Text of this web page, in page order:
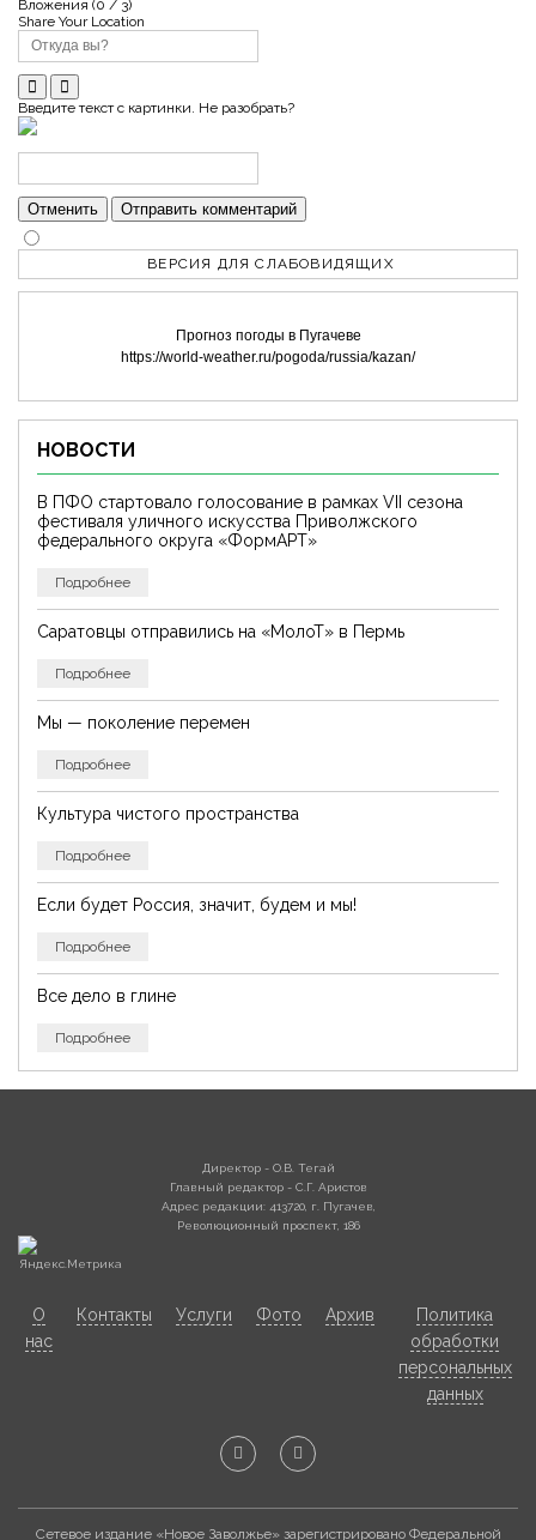
ВЕРСИЯ ДЛЯ СЛАБОВИДЯЩИХ
Прогноз погоды в Пугачеве
https://world-weather.ru/pogoda/russia/kazan/
НОВОСТИ
В ПФО стартовало голосование в рамках VII сезона
фестиваля уличного искусства Приволжского
федерального округа «ФормАРТ»
Подробнее
Саратовцы отправились на «МолоТ» в Пермь
Подробнее
Мы — поколение перемен
Подробнее
Культура чистого пространства
Подробнее
Если будет Россия, значит, будем и мы!
Подробнее
Все дело в глине
Подробнее
Вложения (0 / 3)
Share Your Location
Введите текст с картинки. Не разобрать?
Отменить Отправить комментарий
Директор - О.В. Тегай
Главный редактор - С.Г. Аристов
Адрес редакции: 413720, г. Пугачев,
Революционный проспект, 186
О
нас
Контакты Услуги Фото Архив
Политика
обработки
персональных
данных
Сетевое издание «Новое Заволжье» зарегистрировано Федеральной